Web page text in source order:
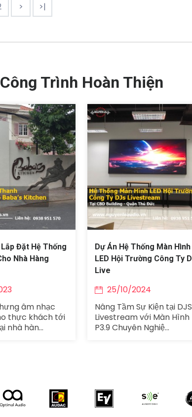
> >|
Công Trình Hoàn Thiện
Đặt Hệ Thống
Nhà Hàng
âm nhạc
thực khách tới
nhà hàn...
Dự Án Hệ Thống Màn Hình
LED Hội Trường Công Ty
Live
25/10/2024
Nâng Tầm Sự Kiện tại DJS
Livestream với Màn Hình
P3.9 Chuyên Nghiệ...